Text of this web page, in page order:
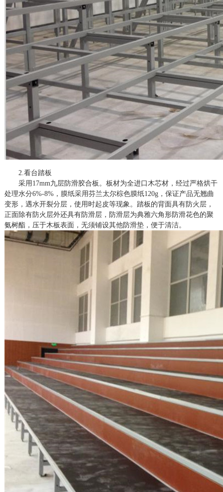
2.看台踏板
采用 17mm九层防滑胶合板。板材为全进口木芯材，经过严格烘干
处理水分6%-8%，膜纸采用芬兰太尔棕色膜纸120g，保证产品无翘曲
变形，遇水开裂分层，使用时起皮等现象。踏板的背面具有防火层，
正面除有防火层外还具有防滑层，防滑层为典雅六角形防滑花色的聚
氨树酯，压于木板表面，无须铺设其他防滑垫，便于清洁。